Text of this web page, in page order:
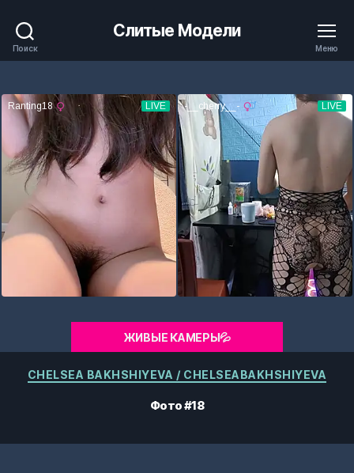
Поиск
Слитые Модели
Меню
ЖИВЫЕ КАМЕРЫ💦
Категории
CHELSEA BAKHSHIYEVA / CHELSEABAKHSHIYEVA
Фото #18